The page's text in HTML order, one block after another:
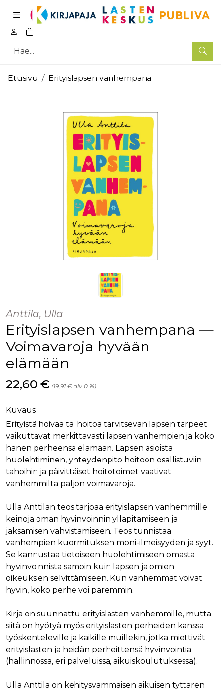
Hae
0
tuotetta ostoskorissa
Pääsisältö
Etusivu Erityislapsen vanhempana
Anttila, Ulla
Erityislapsen vanhempana —
Voimavaroja hyvään
elämään
Hinta nyt
22,60 € (19,91 € alv 0 %)
Kuvaus
Erityistä hoivaa tai hoitoa tarvitsevan lapsen tarpeet
vaikuttavat merkittävästi lapsen vanhempien ja koko
hänen perheensä elämään. Lapsen asioista
huolehtiminen, yhteydenpito hoitoon osallistuviin
tahoihin ja päivittäiset hoitotoimet vaativat
vanhemmilta paljon voimavaroja.
Ulla Anttilan teos tarjoaa erityislapsen vanhemmille
keinoja oman hyvinvoinnin ylläpitämiseen ja
jaksamisen vahvistamiseen. Teos tunnistaa
vanhempien kuormituksen moni-ilmeisyyden ja syyt.
Se kannustaa tietoiseen huolehtimiseen omasta
hyvinvoinnista samoin kuin lapsen ja omien
oikeuksien selvittämiseen. Kun vanhemmat voivat
hyvin, koko perhe voi paremmin.
Kirja on suunnattu erityislasten vanhemmille, mutta
siitä on hyötyä myös erityislasten perheiden kanssa
työskenteleville ja kaikille muillekin, jotka miettivät
erityislasten ja heidän perheittensä hyvinvointia
(hallinnossa, eri palveluissa, aikuiskoulutuksessa).
Ulla Anttila on kehitysvammaisen aikuisen tyttären